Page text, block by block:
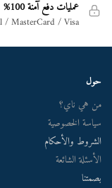
عمليات دفع آمنة 100%
/ MasterCard / Visa
حول
من هي ناي؟
سياسة الخصوصية
الشروط والأحكام
الأسئلة الشائعة
بصمتنا